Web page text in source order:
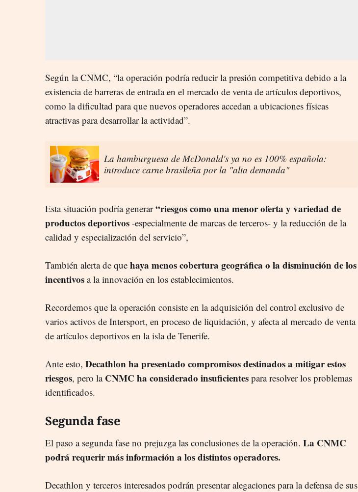
Según la CNMC, “la operación podría reducir la presión competitiva debido a la
existencia de barreras de entrada en el mercado de venta de artículos deportivos,
como la dificultad para que nuevos operadores accedan a ubicaciones físicas
atractivas para desarrollar la actividad”.
La hamburguesa de McDonald's ya no es 100% española:
introduce carne brasileña por la "alta demanda"
Esta situación podría generar“riesgos como una menor oferta y variedad de
productos deportivos -especialmente de marcas de terceros- y la reducción de la
calidad y especialización del servicio”,
También alerta de que haya menos cobertura geográfica o la disminución de los
incentivos a la innovación en los establecimientos.
Recordemos que la operación consiste en la adquisición del control exclusivo de
varios activos de Intersport, en proceso de liquidación, y afecta al mercado de venta
de artículos deportivos en la isla de Tenerife.
Ante esto, Decathlon ha presentado compromisos destinados a mitigar estos
riesgos, pero la CNMC ha considerado insuficientes para resolver los problemas
identificados.
Segunda fase
El paso a segunda fase no prejuzga las conclusiones de la operación. La CNMC
podrá requerir más información a los distintos operadores.
Decathlon y terceros interesados podrán presentar alegaciones para la defensa de sus